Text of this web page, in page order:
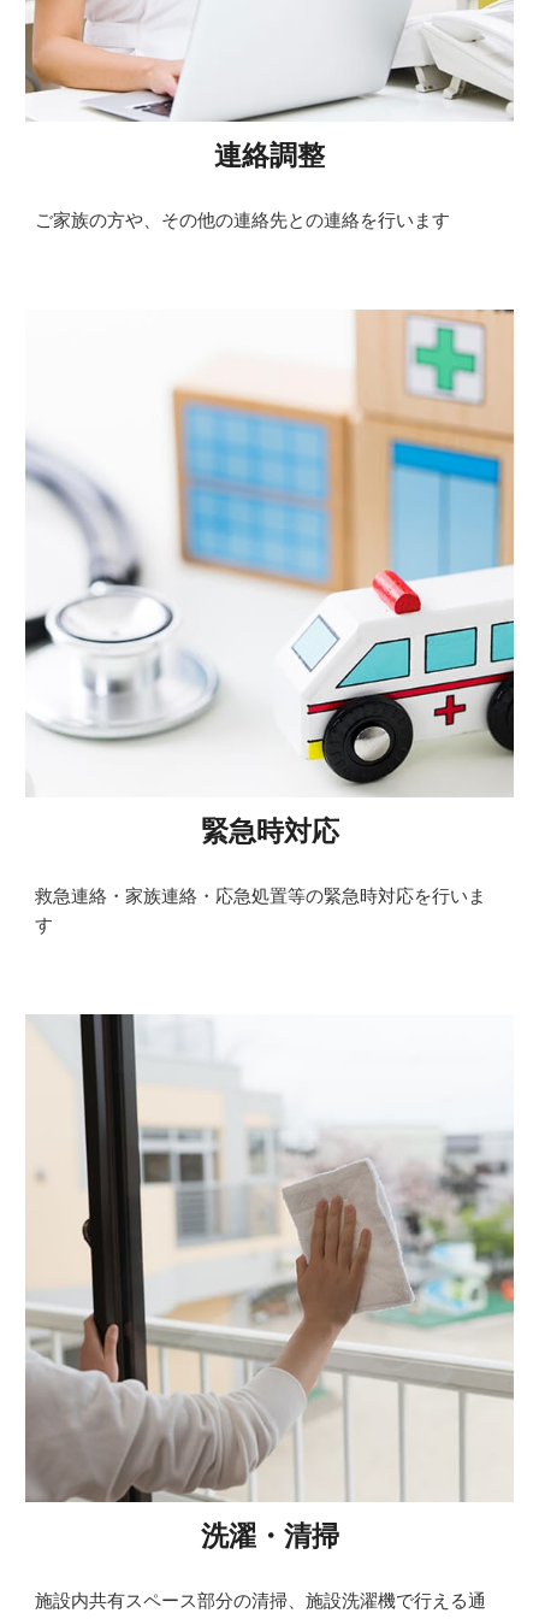
連絡調整
ご家族の方や、その他の連絡先との連絡を行います
緊急時対応
救急連絡・家族連絡・応急処置等の緊急時対応を行いま
す
洗濯・清掃
施設内共有スペース部分の清掃、施設洗濯機で行える通